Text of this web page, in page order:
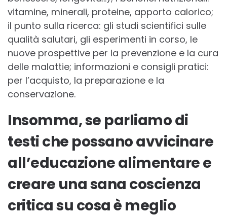
vitamine, minerali, proteine, apporto calorico;
il punto sulla ricerca: gli studi scientifici sulle
qualità salutari, gli esperimenti in corso, le
nuove prospettive per la prevenzione e la cura
delle malattie; informazioni e consigli pratici:
per l’acquisto, la preparazione e la
conservazione.
Insomma, se parliamo di
testi che possano avvicinare
all’educazione alimentare e
creare una sana coscienza
critica su cosa è meglio